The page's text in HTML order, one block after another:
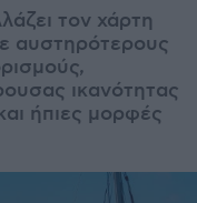
τον χάρτη
αυστηρότερους
ικανότητας
ήπιες μορφές